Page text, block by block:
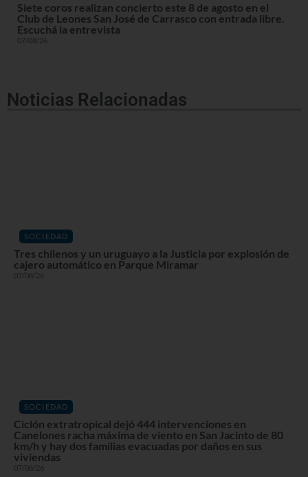
Siete coros realizan concierto este 8 de agosto en el
Club de Leones San José de Carrasco con entrada libre.
Escuchá la entrevista
07/08/26
Noticias Relacionadas
SOCIEDAD
Tres chilenos y un uruguayo a la Justicia por explosión de
cajero automático en Parque Miramar
07/08/26
SOCIEDAD
Ciclón extratropical dejó 444 intervenciones en
Canelones racha máxima de viento en San Jacinto de 80
km/h y hay dos familias evacuadas por daños en sus
viviendas
07/08/26